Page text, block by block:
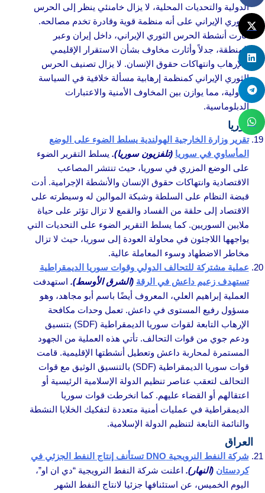
الدولية والتحديات المحلية، لا يزال خامنئي ينظر إلى الحرس
الثوري الإيراني على أنه منظمة قوية وقادرة تخدم مصالحه.
أثارت أنشطة الحرس الثوري الإيراني، داخل إيران وعبر
المنطقة، جدلاً وأثارت مخاوف بشأن الاستقرار الإقليمي
والإرهاب وانتهاكات حقوق الإنسان. لا يزال تصنيف الحرس
الثوري الإيراني كمنظمة إرهابية مسألة خلافية في السياسة
الدولية، مما يوازن بين المخاوف الأمنية والاعتبارات
الدبلوماسية.
سوريا
تقرير وزارة الخارجية الهولندية يسلط الضوء على الوضع
المأساوي في سوريا (تلفزيون سوريا). يسلط التقرير الضوء
على الوضع المزري في سوريا، حيث تنتشر المصاعب
الاقتصادية وانتهاكات حقوق الإنسان والأنشطة الإجرامية. أدت
قبضة النظام على السلطة وشبكة الموالين له وسيطرته على
الاقتصاد إلى حلقة من الفساد والقمع لا تزال تؤثر على حياة
ملايين السوريين. كما يسلط التقرير الضوء على التحديات التي
يواجهها اللاجئون في محاولة العودة إلى سوريا، حيث لا تزال
مخاطر الاضطهاد وسوء المعاملة عالية.
عملية مشتركة للتحالف الدولي وقوات سوريا الديمقراطية
تستهدف زعيم داعش في الرقة (الشرق الأوسط). استهدفت
العملية إبراهيم العلي، المعروف أيضًا باسم أبو مجاهد، وهو
مسؤول رفيع المستوى في داعش. تعمل وحدات مكافحة
الإرهاب التابعة لقوات سوريا الديمقراطية (SDF) بتنسيق
ودعم جوي من قوات التحالف. تأتي هذه العملية من الجهود
المستمرة لمحاربة داعش وتعطيل أنشطتها الإقليمية. قامت
قوات سوريا الديمقراطية (SDF) بالتنسيق الوثيق مع قوات
التحالف لتعقب عناصر تنظيم الدولة الإسلامية الرئيسية أو
اعتقالهم أو القضاء عليهم. كما انخرطت قوات سوريا
الديمقراطية في عمليات أمنية متعددة لتفكيك الخلايا النشطة
والنائمة التابعة لتنظيم الدولة الإسلامية.
العراق
شركة النفط النرويجية DNO تستأنف إنتاج النفط الجزئي في
كردستان (النهار). اعلنت شركة النفط النرويجية “دي ان او”،
اليوم الخميس، عن استئنافها جزئيا لانتاج النفط الشهر